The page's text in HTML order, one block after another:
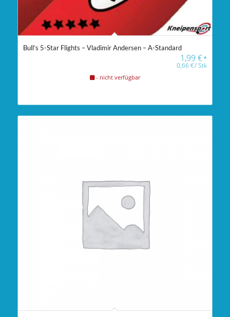
Bull’s 5-Star Flights – Vladimir Andersen – A-Standard
1,99€*
0,66€/Stk
- nicht verfügbar